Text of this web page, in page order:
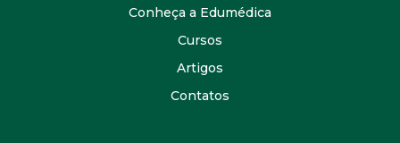
Conheça a Edumédica
Cursos
Artigos
Contatos